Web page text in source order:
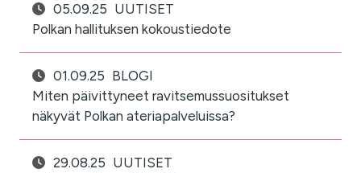
05.09.25 UUTISET
Polkan hallituksen kokoustiedote
01.09.25 BLOGI
Miten päivittyneet ravitsemussuositukset
näkyvät Polkan ateriapalveluissa?
29.08.25 UUTISET